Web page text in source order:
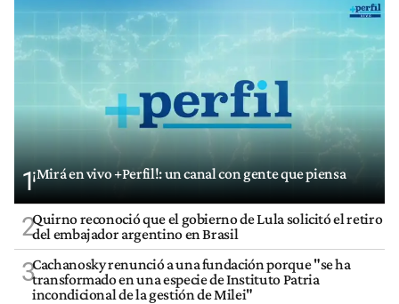
1¡Mirá en vivo +Perfil!: un canal con gente que piensa
2Quirno reconoció que el gobierno de Lula solicitó el retiro
del embajador argentino en Brasil
3Cachanosky renunció a una fundación porque "se ha
transformado en una especie de Instituto Patria
incondicional de la gestión de Milei"